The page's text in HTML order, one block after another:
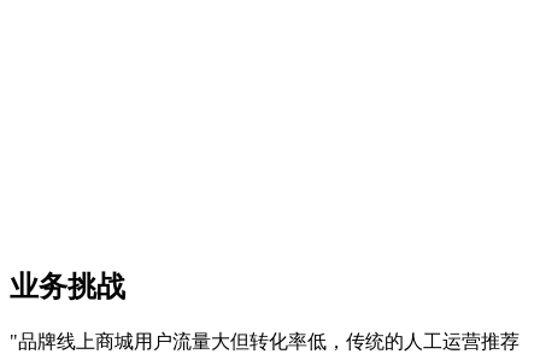
业务挑战
"品牌线上商城用户流量大但转化率低，传统的人工运营推荐